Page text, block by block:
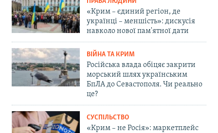
«Крим – єдиний регіон, де
українці – меншість»: дискусія
навколо нової пам'ятної дати
ВІЙНА ТА КРИМ
Російська влада обіцяє закрити
морський шлях українським
БпЛА до Севастополя. Чи реально
це?
СУСПІЛЬСТВО
«Крим – не Росія»: маркетплейс